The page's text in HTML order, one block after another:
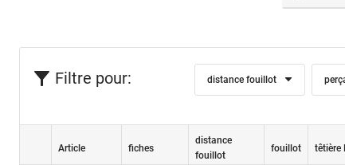
Filtre pour: distance fouillot
Article fiches
distance
fouillot
fouillot têtière